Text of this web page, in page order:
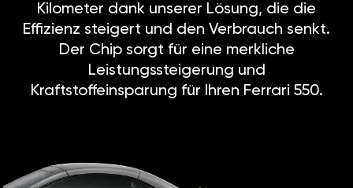
Kilometer dank unserer Lösung, die die
Effizienz steigert und den Verbrauch senkt.
Der Chip sorgt für eine merkliche
Leistungssteigerung und
Kraftstoffeinsparung für Ihren Ferrari 550.